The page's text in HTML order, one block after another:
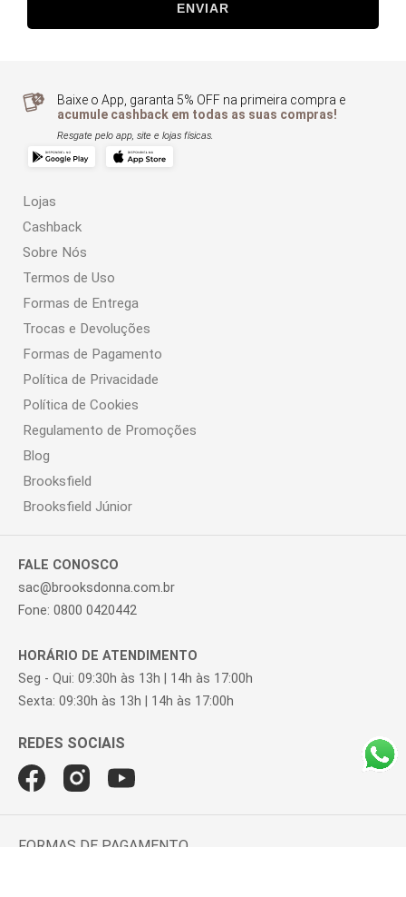
ENVIAR
Baixe o App, garanta 5% OFF na primeira compra e
acumule cashback em todas as suas compras!
Resgate pelo app, site e lojas físicas.
Lojas
Cashback
Sobre Nós
Termos de Uso
Formas de Entrega
Trocas e Devoluções
Formas de Pagamento
Política de Privacidade
Política de Cookies
Regulamento de Promoções
Blog
Brooksfield
Brooksfield Júnior
FALE CONOSCO
sac@brooksdonna.com.br
Fone: 0800 0420442
HORÁRIO DE ATENDIMENTO
Seg - Qui: 09:30h às 13h | 14h às 17:00h
Sexta: 09:30h às 13h | 14h às 17:00h
FORMAS DE PAGAMENTO